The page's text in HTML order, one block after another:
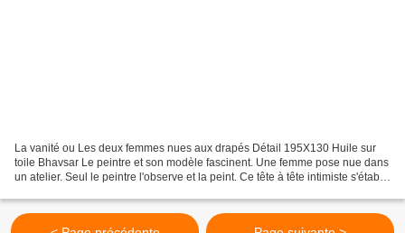
La vanité ou Les deux femmes nues aux drapés Détail 195X130 Huile sur
toile Bhavsar Le peintre et son modèle fascinent. Une femme pose nue dans
un atelier. Seul le peintre l'observe et la peint. Ce tête à tête intimiste s'établit